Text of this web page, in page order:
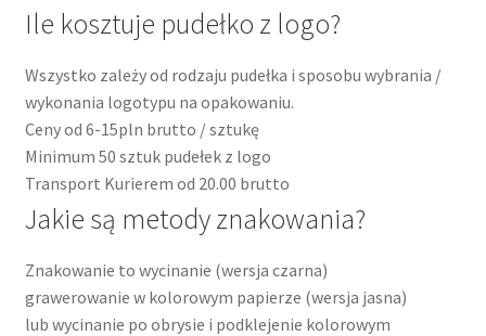
Ile kosztuje pudełko z logo?
Wszystko zależy od rodzaju pudełka i sposobu wybrania /
wykonania logotypu na opakowaniu.
Ceny od 6-15pln brutto / sztukę
Minimum 50 sztuk pudełek z logo
Transport Kurierem od 20.00 brutto
Jakie są metody znakowania?
Znakowanie to wycinanie (wersja czarna)
grawerowanie w kolorowym papierze (wersja jasna)
lub wycinanie po obrysie i podklejenie kolorowym